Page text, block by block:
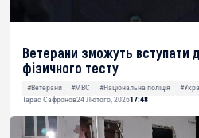
Ветерани зможуть вступати
фізичного тесту
#Ветерани #МВС #Національна поліція
Тарас Сафронов24 Лютого, 202617:48